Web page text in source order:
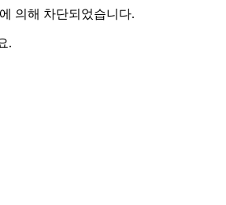
의해 차단되었습니다.
.